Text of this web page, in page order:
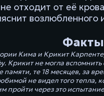
отходит от её
Кима и Крикит
Крикит не могла
памяти, те 18 месяцев, за
не видел того
пройти через это